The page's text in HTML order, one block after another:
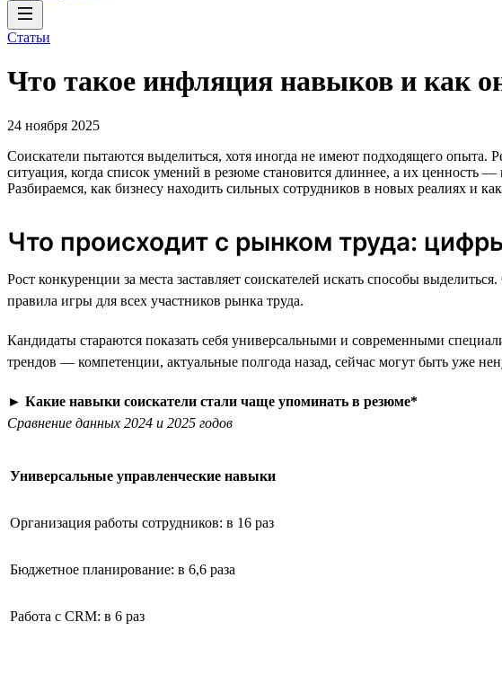
Статьи
Что такое инфляция навыков и как
24 ноября 2025
Соискатели пытаются выделиться, хотя иногда не имеют подходящего
ситуация, когда список умений в резюме становится длиннее, а их ценность
Разбираемся, как бизнесу находить сильных сотрудников в новых реалиях и
Что происходит с рынком труда:
Рост конкуренции за места заставляет соискателей искать способы
правила игры для всех участников рынка труда.
Кандидаты стараются показать себя универсальными и современными
трендов — компетенции, актуальные полгода назад, сейчас могут быть уже
► Какие навыки соискатели стали чаще упоминать в резюме*
Сравнение данных 2024 и 2025 годов
Универсальные управленческие навыки
Организация работы сотрудников: в 16 раз
Бюджетное планирование: в 6,6 раза
Работа с CRM: в 6 раз